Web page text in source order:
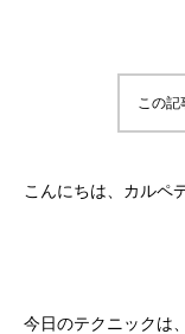
この記
こんにちは、カルペ
今日のテクニックは、